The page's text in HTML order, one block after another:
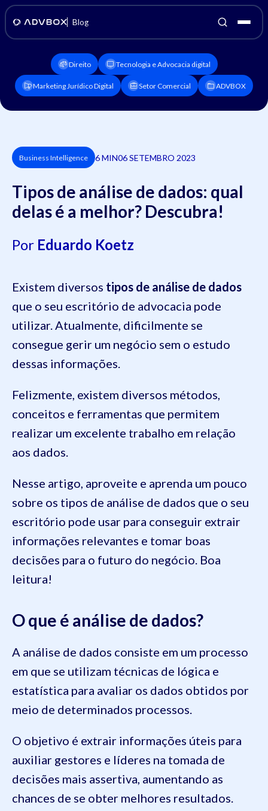
Blog
Direito Tecnologia e Advocacia digital
Marketing Jurídico Digital Setor Comercial ADVBOX
Business Intelligence 6 MIN06 SETEMBRO 2023
Tipos de análise de dados: qual
delas é a melhor? Descubra!
Por Eduardo Koetz
Existem diversos tipos de análise de dados
que o seu escritório de advocacia pode
utilizar. Atualmente, dificilmente se
consegue gerir um negócio sem o estudo
dessas informações.
Felizmente, existem diversos métodos,
conceitos e ferramentas que permitem
realizar um excelente trabalho em relação
aos dados.
Nesse artigo, aproveite e aprenda um pouco
sobre os tipos de análise de dados que o seu
escritório pode usar para conseguir extrair
informações relevantes e tomar boas
decisões para o futuro do negócio. Boa
leitura!
O que é análise de dados?
A análise de dados consiste em um processo
em que se utilizam técnicas de lógica e
estatística para avaliar os dados obtidos por
meio de determinados processos.
O objetivo é extrair informações úteis para
auxiliar gestores e líderes na tomada de
decisões mais assertiva, aumentando as
chances de se obter melhores resultados.